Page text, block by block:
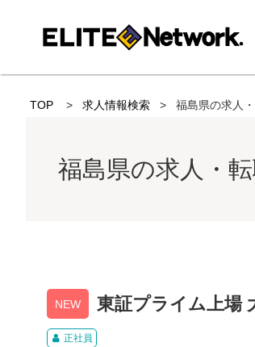
TOP 求人情報検索 福島県の求人
福島県の求人・
NEW 東証プライム上場
正社員